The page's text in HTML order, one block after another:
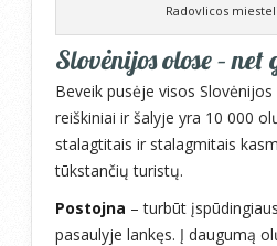
Radovlicos
Slovėnijos olose –
Beveik pusėje visos
reiškiniai ir šalyje yra 10 000
stalagtitais ir stalagmitais
tūkstančių turistų.
Postojna – turbūt
pasaulyje lankęs. Į daugumą